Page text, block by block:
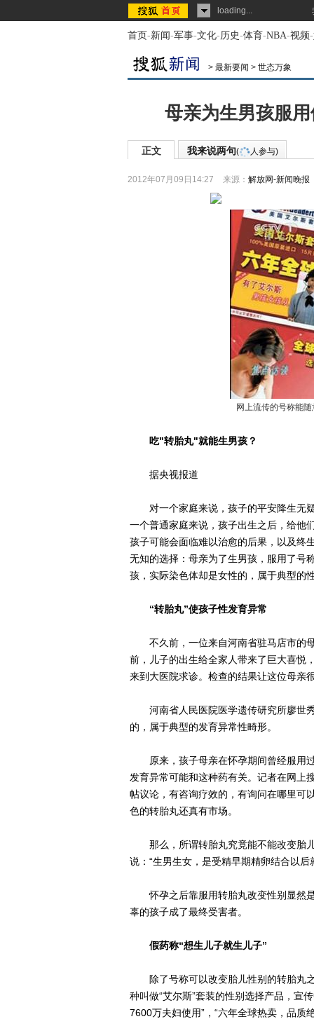
loading...
首页-新闻-军事-文化-历史-体育-NBA-视频-
> 最新要闻 > 世态万象
母亲为生男孩服
正文 我来说两句( 人参与)
2012年07月09日14:27 来源： 解放网-新闻晚报
网上流传的号称能随
吃"转胎丸"就能生男孩？
据央视报道
对一个家庭来说，孩子的平安降生无疑
一个普通家庭来说，孩子出生之后，给他
孩子可能会面临难以治愈的后果，以及终
无知的选择：母亲为了生男孩，服用了号
孩，实际染色体却是女性的，属于典型的
“转胎丸”使孩子性发育异常
不久前，一位来自河南省驻马店市的母
前，儿子的出生给全家人带来了巨大喜悦
来到大医院求诊。检查的结果让这位母亲很
河南省人民医院医学遗传研究所廖世秀
的，属于典型的发育异常性畸形。
原来，孩子母亲在怀孕期间曾经服用过
发育异常可能和这种药有关。记者在网上
帖议论，有咨询疗效的，有询问在哪里可
色的转胎丸还真有市场。
那么，所谓转胎丸究竟能不能改变胎儿
说：“生男生女，是受精早期精卵结合以
怀孕之后靠服用转胎丸改变性别显然是
辜的孩子成了最终受害者。
假药称“想生儿子就生儿子”
除了号称可以改变胎儿性别的转胎丸之
种叫做“艾尔斯”套装的性别选择产品，宣
7600万夫妇使用”，“六年全球热卖，品质